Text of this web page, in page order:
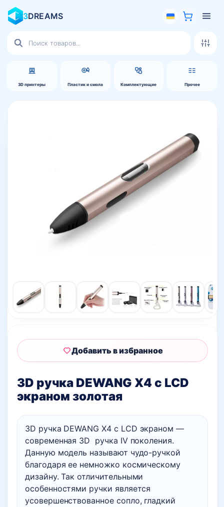
3DREAMS
3D принтеры Пластик и смола Комплектующие Прочее
товаров
3D ручка DEWANG Х4 с LCD
экраном золотая
3D ручка DEWANG Х4 с LCD экраном —
современная 3D ручка IV поколения.
Данную модель называют чудо-ручкой
благодаря ее немножко космическому
дизайну. Так отличительными
особенностями ручки является
усовершенствованное сопло, гладкий
Добавить в избранное